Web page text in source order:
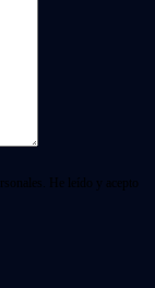
He leído y acepto